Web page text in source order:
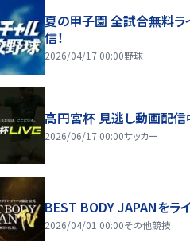
夏の甲子園 全試合無料ラ
信！
2026/04/17 00:00野球
高円宮杯 見逃し動画配信
2026/06/17 00:00サッカー
BEST BODY JAPANをラ
2026/04/01 00:00その他競技